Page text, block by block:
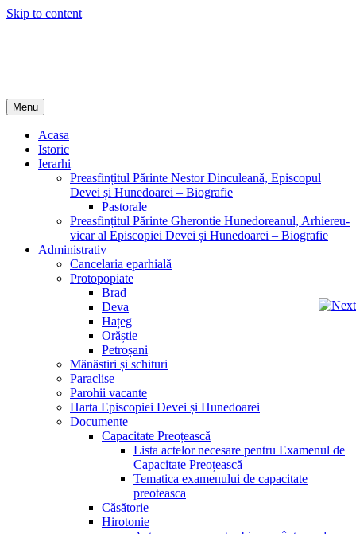
Skip to content
Menu
Acasa
Istoric
Ierarhi
Preasfințitul Părinte Nestor Dinculeană, Episcopul
Devei și Hunedoarei – Biografie
Pastorale
Preasfințitul Părinte Gherontie Hunedoreanul, Arhiereu-
vicar al Episcopiei Devei și Hunedoarei – Biografie
Administrativ
Cancelaria eparhială
Protopopiate
Brad
Deva
Hațeg
Orăștie
Petroșani
Mănăstiri și schituri
Paraclise
Parohii vacante
Harta Episcopiei Devei și Hunedoarei
Documente
Capacitate Preoțească
Lista actelor necesare pentru Examenul de
Capacitate Preoțească
Tematica examenului de capacitate
preoteasca
Căsătorie
Hirotonie